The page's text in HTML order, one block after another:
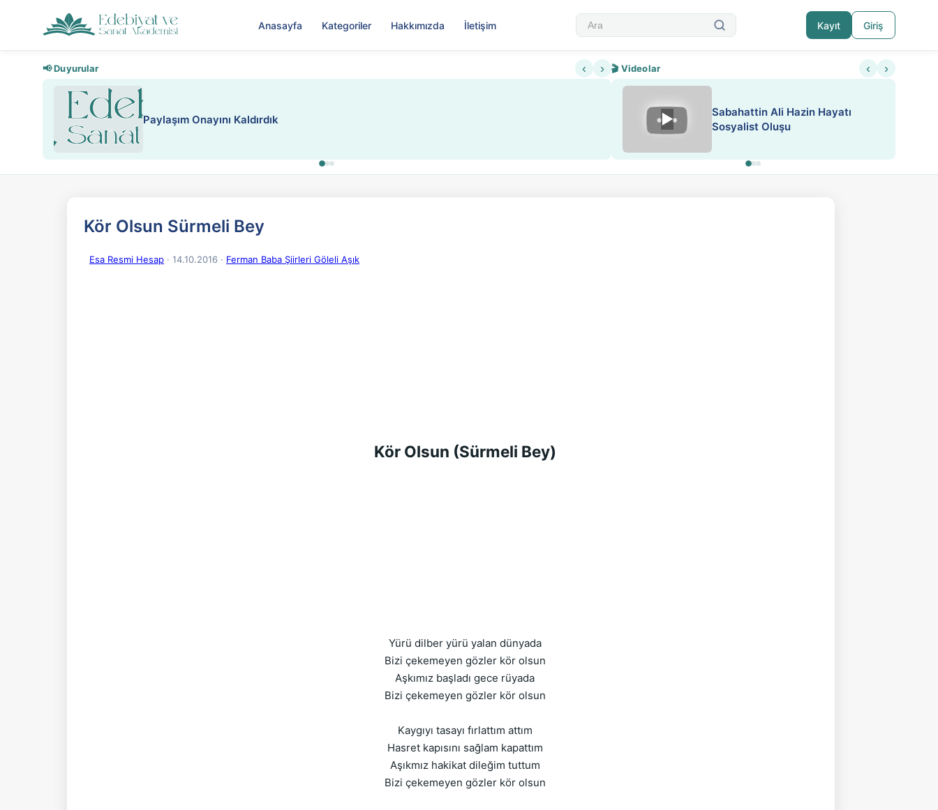
Anasayfa Kategoriler Hakkımızda İletişim Kayıt Giriş
📢 Duyurular ‹ ›
Nadir içeriklere kısıtlama ve kredi sistemi getirildi ESA 'da Sen de Paylaş
🎬 Videolar ‹ ›
▶
ATEŞ YAKMAK KONU ÖZET J.
LONDON
Kör Olsun Sürmeli Bey
Esa Resmi Hesap · 14.10.2016 · Ferman Baba Şiirleri Göleli Aşık
Kör Olsun (Sürmeli Bey)
Yürü dilber yürü yalan dünyada
Bizi çekemeyen gözler kör olsun
Aşkımız başladı gece rüyada
Bizi çekemeyen gözler kör olsun
Kaygıyı tasayı fırlattım attım
Hasret kapısını sağlam kapattım
Aşıkmız hakikat dileğim tuttum
Bizi çekemeyen gözler kör olsun